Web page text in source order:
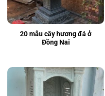
20 mẫu cây hương đá ở
Đồng Nai